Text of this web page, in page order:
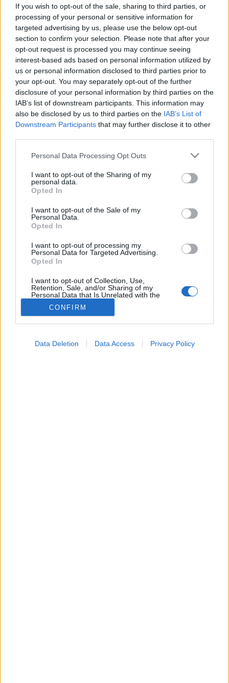
If you wish to opt-out of the sale, sharing to third parties, or
processing of your personal or sensitive information for
targeted advertising by us, please use the below opt-out
section to confirm your selection. Please note that after your
opt-out request is processed you may continue seeing
interest-based ads based on personal information utilized by
us or personal information disclosed to third parties prior to
your opt-out. You may separately opt-out of the further
disclosure of your personal information by third parties on the
IAB’s list of downstream participants. This information may
also be disclosed by us to third parties on the IAB’s List of
Downstream Participants that may further disclose it to other
Please note that this website/app uses one or more Google
not limited to your visit or usage behaviour. You may click to
grant or deny consent to Google and its third-party tags to
use your data for below specified purposes in below Google
consent section.
Personal Data Processing Opt Outs
I want to opt-out of the Sharing of my
personal data.
Opted In
I want to opt-out of the Sale of my
Personal Data.
Opted In
I want to opt-out of processing my
Personal Data for Targeted Advertising.
Opted In
I want to opt-out of Collection, Use,
Retention, Sale, and/or Sharing of my
Personal Data that Is Unrelated with the
Purposes for which it was collected.
Opted Out
CONFIRM
Data Deletion Data Access Privacy Policy
Vízszerű hasmenés
Afta kezelése
Dagadt boka kezelése
Napallergia kezelése
Fülgyulladás kezelése
Összes Kezelés
Életmódváltás
Kutatás
Tünet
Kezelés
Életmódváltás
Prevenció
Hírek
Videók
Kisállatok egészsége
#allergia#influenza
#pajzsmirigy#reflux#ekcéma#herpesz
Regisztráció
Gyógyszerallergia